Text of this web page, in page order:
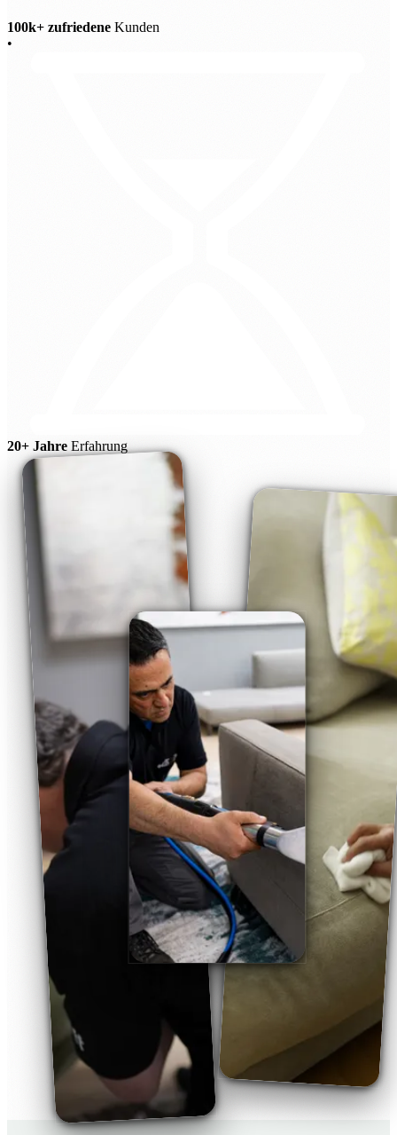
100k+ zufriedene Kunden
•
20+ Jahre Erfahrung